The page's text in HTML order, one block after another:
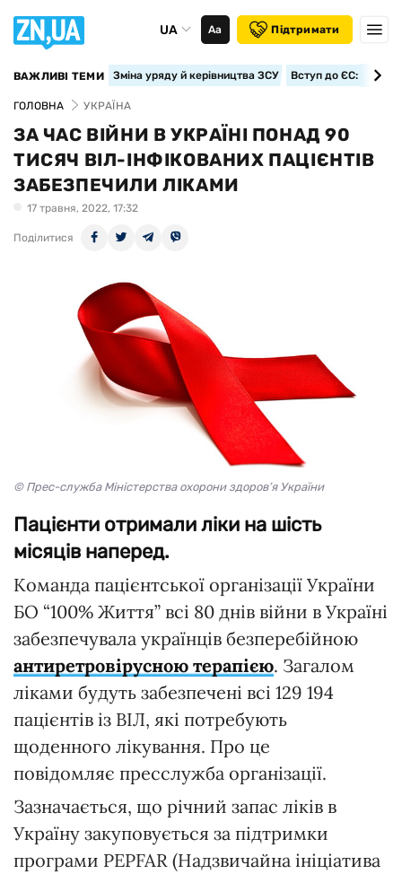
UA Аа Підтримати
ВАЖЛИВІ ТЕМИ Зміна уряду й керівництва ЗСУ Вступ до ЄС:
ГОЛОВНА УКРАЇНА
ЗА ЧАС ВІЙНИ В УКРАЇНІ ПОНАД 90
ТИСЯЧ ВІЛ-ІНФІКОВАНИХ ПАЦІЄНТІВ
ЗАБЕЗПЕЧИЛИ ЛІКАМИ
17 травня, 2022, 17:32
Поділитися
© Прес-служба Міністерства охорони здоров’я України
Пацієнти отримали ліки на шість
місяців наперед.
Команда пацієнтської організації України
БО “100% Життя” всі 80 днів війни в Україні
забезпечувала українців безперебійною
антиретровірусною терапією. Загалом
ліками будуть забезпечені всі 129 194
пацієнтів із ВІЛ, які потребують
щоденного лікування. Про це
повідомляє пресслужба організації.
Зазначається, що річний запас ліків в
Україну закуповується за підтримки
програми PEPFAR (Надзвичайна ініціатива